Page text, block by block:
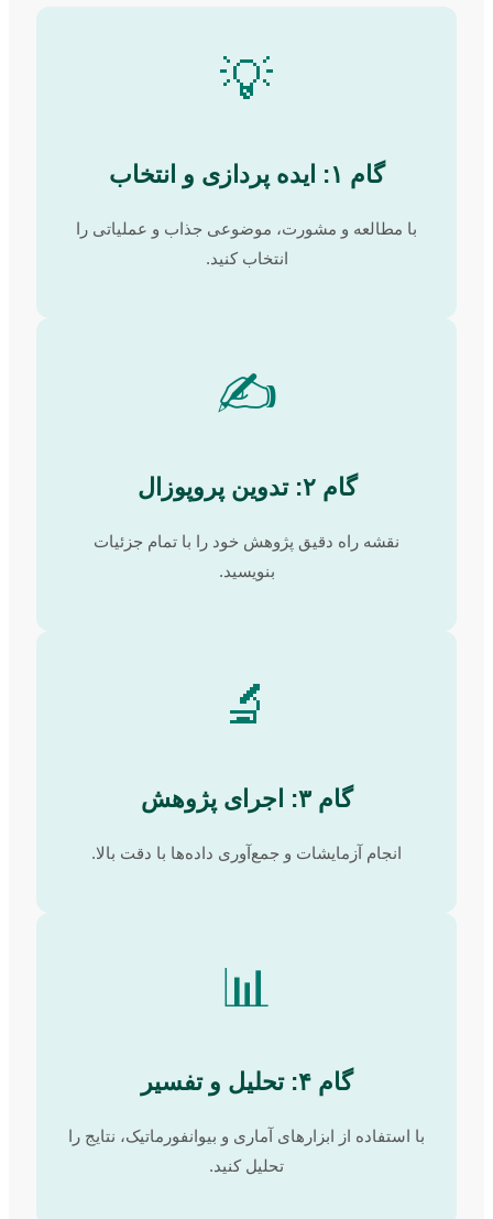
💡
گام ۱: ایده پردازی و انتخاب
با مطالعه و مشورت، موضوعی جذاب و عملیاتی را
انتخاب کنید.
✍️
گام ۲: تدوین پروپوزال
نقشه راه دقیق پژوهش خود را با تمام جزئیات
بنویسید.
🔬
گام ۳: اجرای پژوهش
انجام آزمایشات و جمع‌آوری داده‌ها با دقت بالا.
📊
گام ۴: تحلیل و تفسیر
با استفاده از ابزارهای آماری و بیوانفورماتیک، نتایج را
تحلیل کنید.